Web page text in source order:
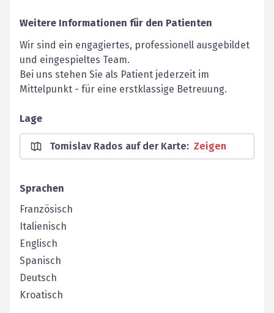
Weitere Informationen für den Patienten
Wir sind ein engagiertes, professionell ausgebildet
und eingespieltes Team.
Bei uns stehen Sie als Patient jederzeit im
Mittelpunkt - für eine erstklassige Betreuung.
Lage
Tomislav Rados auf der Karte: Zeigen
Sprachen
Französisch
Italienisch
Englisch
Spanisch
Deutsch
Kroatisch